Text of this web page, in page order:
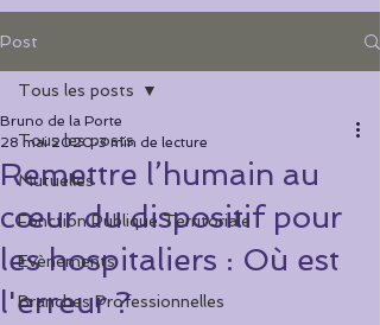
Post
Tous les posts
Mutuelles
Fonction Publique Territoriale
Evènements
Branches Professionnelles
Tous les posts
Remettre l’humain au
cœur du dispositif pour
les hospitaliers : Où est
l'erreur ?
Bruno de la Porte
28 mai 2020 3 min de lecture